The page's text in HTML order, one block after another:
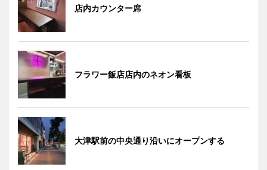
店内カウンター席
フラワー飯店店内のネオン看板
大津駅前の中央通り沿いにオープンする